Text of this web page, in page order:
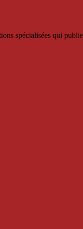
spécialisées qui